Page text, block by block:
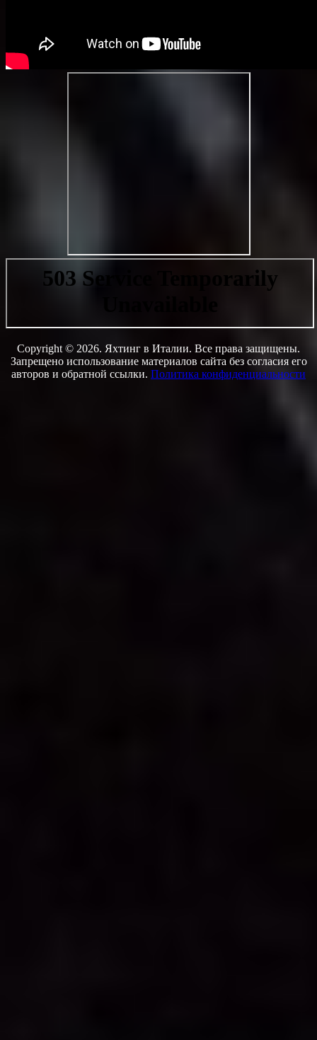
Copyright © 2026. Яхтинг в Италии. Все права защищены.
Запрещено использование материалов сайта без согласия его
авторов и обратной ссылки. Политика конфиденциальности